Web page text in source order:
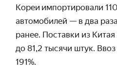
Кореи импортировали
автомобилей — в два
ранее. Поставки из
до 81,2 тысячи штук. Ввоз
191%.